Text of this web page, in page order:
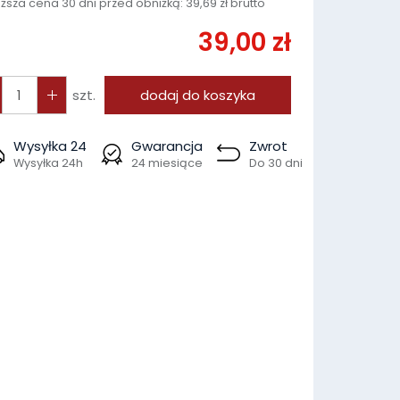
cena 30 dni przed obniżką: 39,69 zł brutto
39,00 zł
szt. dodaj do koszyka
Wysyłka 24
Wysyłka 24h
Gwarancja
24 miesiące
Zwrot
Do 30 dni